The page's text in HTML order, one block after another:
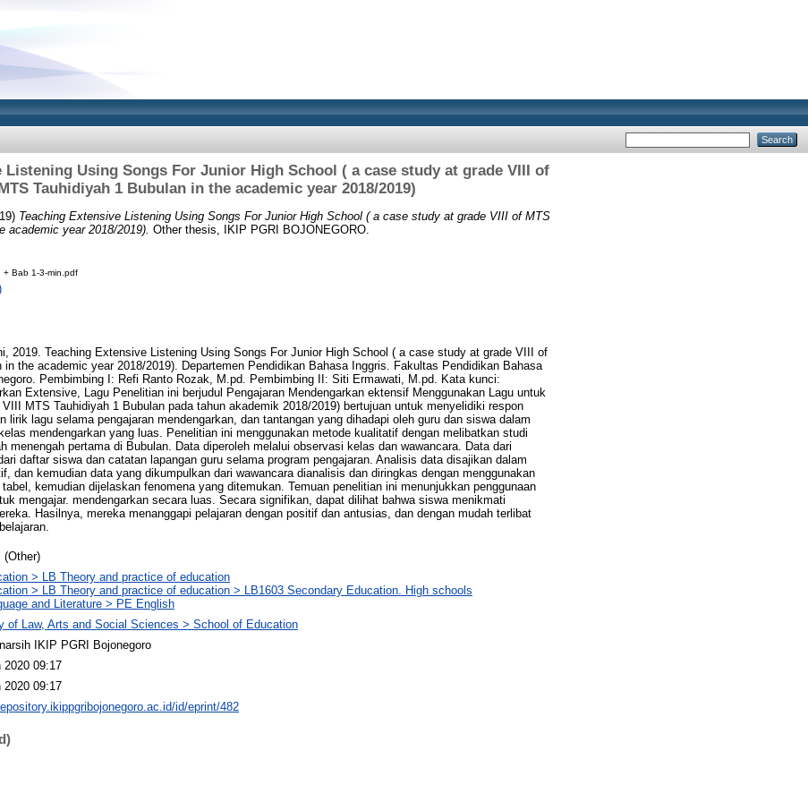
Listening Using Songs For Junior High School ( a case study at grade VIII of
Tauhidiyah 1 Bubulan in the academic year 2018/2019)
Teaching Extensive Listening Using Songs For Junior High School ( a case study at grade VIII of MTS
academic year 2018/2019). Other thesis, IKIP PGRI BOJONEGORO.
+ Bab 1-3-min.pdf
2019. Teaching Extensive Listening Using Songs For Junior High School ( a case study at grade VIII of
in the academic year 2018/2019). Departemen Pendidikan Bahasa Inggris. Fakultas Pendidikan Bahasa
Pembimbing I: Refi Ranto Rozak, M.pd. Pembimbing II: Siti Ermawati, M.pd. Kata kunci:
Extensive, Lagu Penelitian ini berjudul Pengajaran Mendengarkan ektensif Menggunakan Lagu untuk
MTS Tauhidiyah 1 Bubulan pada tahun akademik 2018/2019) bertujuan untuk menyelidiki respon
lirik lagu selama pengajaran mendengarkan, dan tantangan yang dihadapi oleh guru dan siswa dalam
mendengarkan yang luas. Penelitian ini menggunakan metode kualitatif dengan melibatkan studi
menengah pertama di Bubulan. Data diperoleh melalui observasi kelas dan wawancara. Data dari
daftar siswa dan catatan lapangan guru selama program pengajaran. Analisis data disajikan dalam
dan kemudian data yang dikumpulkan dari wawancara dianalisis dan diringkas dengan menggunakan
kemudian dijelaskan fenomena yang ditemukan. Temuan penelitian ini menunjukkan penggunaan
mengajar. mendengarkan secara luas. Secara signifikan, dapat dilihat bahwa siswa menikmati
Hasilnya, mereka menanggapi pelajaran dengan positif dan antusias, dan dengan mudah terlibat
(Other)
> LB Theory and practice of education
> LB Theory and practice of education > LB1603 Secondary Education. High schools
and Literature > PE English
of Law, Arts and Social Sciences > School of Education
IKIP PGRI Bojonegoro
2020 09:17
2020 09:17
id/eprint/482